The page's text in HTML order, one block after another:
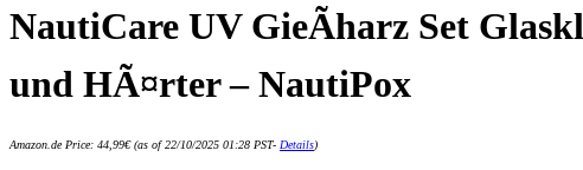
NautiCare UV GieÃharz Set
und HÃ¤rter – NautiPox
Amazon.de Price: 44,99€(as of 22/10/2025 01:28 PST- Details)